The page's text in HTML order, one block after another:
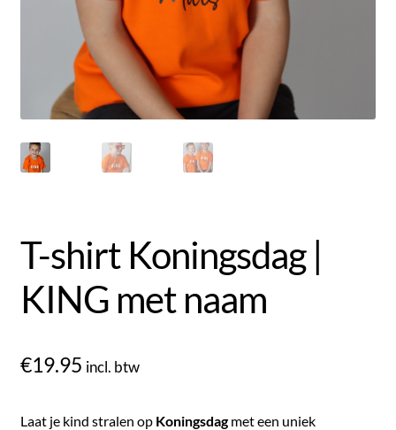
T-shirt Koningsdag |
KING met naam
€19.95 incl. btw
Laat je kind stralen op Koningsdagmet een uniek